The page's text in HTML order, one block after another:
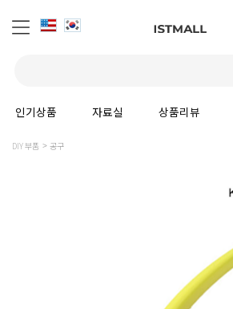
인기상품 자료실 상품리뷰
DIY 부품 공구